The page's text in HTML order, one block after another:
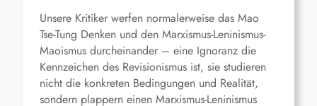
Unsere Kritiker werfen normalerweise das Mao
Tse-Tung Denken und den Marxismus-Leninismus-
Maoismus durcheinander – eine Ignoranz die
Kennzeichen des Revisionismus ist, sie studieren
nicht die konkreten Bedingungen und Realität,
sondern plappern einen Marxismus-Leninismus